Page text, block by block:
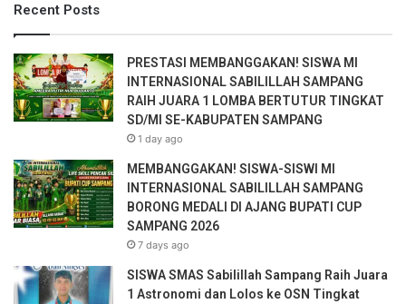
o
u
r
E
m
a
a
d
d
r
s
Recent Posts
PRESTASI MEMBANGGAKAN! SISWA MI
INTERNASIONAL SABILILLAH SAMPANG
RAIH JUARA 1 LOMBA BERTUTUR TINGKAT
SD/MI SE-KABUPATEN SAMPANG
1 day ago
MEMBANGGAKAN! SISWA-SISWI MI
INTERNASIONAL SABILILLAH SAMPANG
BORONG MEDALI DI AJANG BUPATI CUP
SAMPANG 2026
7 days ago
SISWA SMAS Sabilillah Sampang Raih Juara
1 Astronomi dan Lolos ke OSN Tingkat